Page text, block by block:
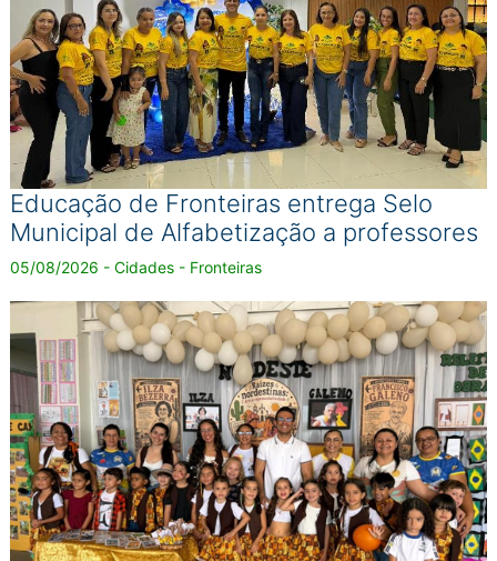
Educação de Fronteiras entrega Selo
Municipal de Alfabetização a professores
05/08/2026 - Cidades - Fronteiras